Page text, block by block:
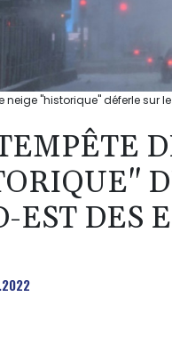
neige "historique" déferle sur
EST DES